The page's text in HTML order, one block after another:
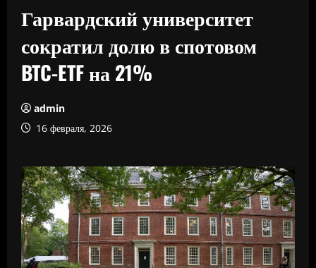
Гарвардский университет
сократил долю в спотовом
BTC-ETF на 21%
admin
16 февраля, 2026